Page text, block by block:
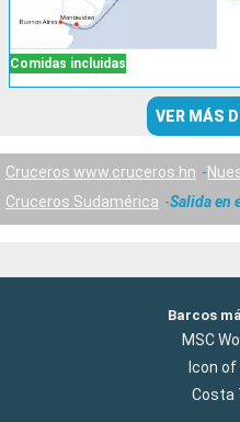
Comidas incluidas
VER MÁS
Cruceros www.cruceros.hn
Cruceros Sudamérica
Salida en
Barcos
MSC
Icon
Costa